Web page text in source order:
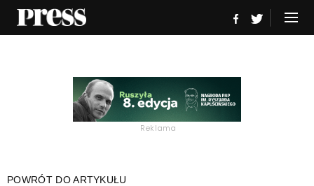
Reklama
POWRÓT DO ARTYKUŁU